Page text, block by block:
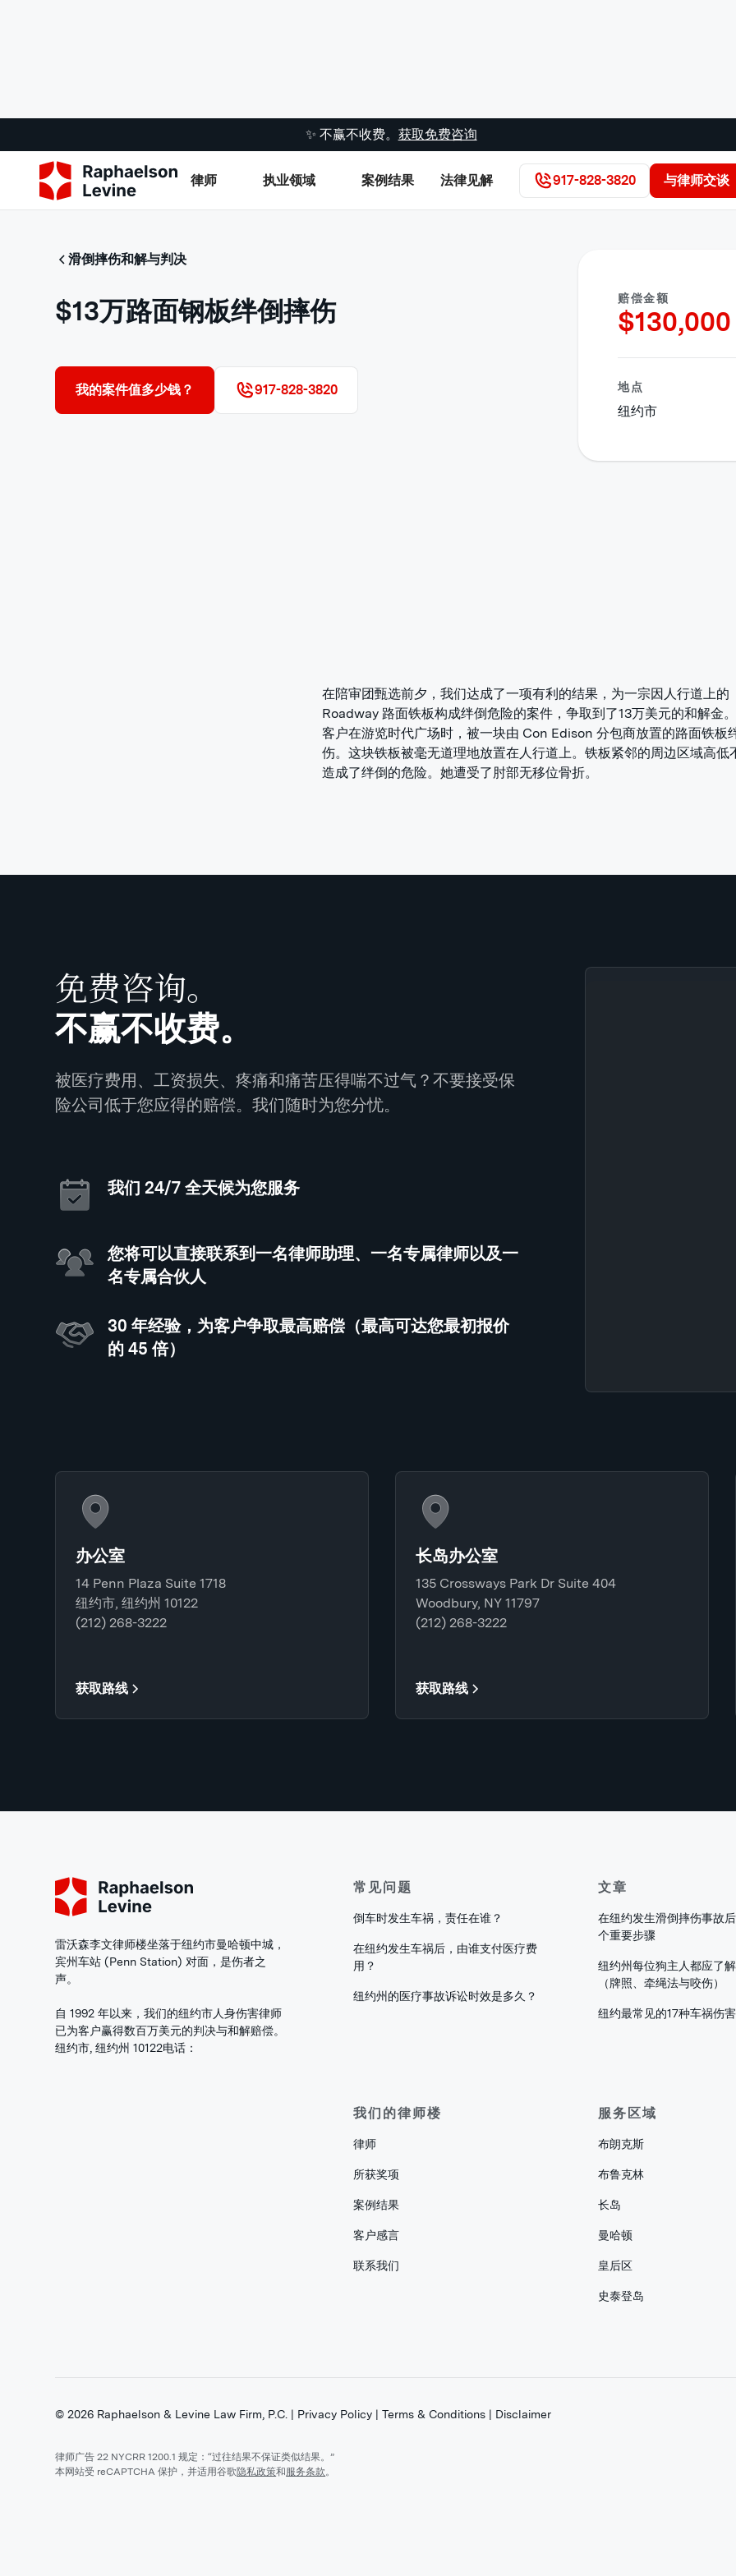
✨ 不赢不收费。 获取免费咨询
律师 执业领域 案例结果 法律见解 917-828-3820 与律师交谈
滑倒摔伤和解与判决
$13万路面钢板绊倒摔伤
我的案件值多少钱？ 917-828-3820
赔偿金额
$130,000
地点
纽约市
在陪审团甄选前夕，我们达成了一项有利的结果，为一宗因人行道上的
Roadway 路面铁板构成绊倒危险的案件，争取到了13万美元的和解金
客户在游览时代广场时，被一块由 Con Edison 分包商放置的路面铁板
伤。这块铁板被毫无道理地放置在人行道上。铁板紧邻的周边区域高低
造成了绊倒的危险。她遭受了肘部无移位骨折。
免费咨询。
不赢不收费。
被医疗费用、工资损失、疼痛和痛苦压得喘不过气？不要接受保
险公司低于您应得的赔偿。我们随时为您分忧。
我们 24/7 全天候为您服务
您将可以直接联系到一名律师助理、一名专属律师以及一
名专属合伙人
30 年经验，为客户争取最高赔偿（最高可达您最初报价
的 45 倍）
办公室
14 Penn Plaza Suite 1718
纽约市, 纽约州 10122
(212) 268-3222
获取路线
长岛办公室
135 Crossways Park Dr Suite 404
Woodbury, NY 11797
(212) 268-3222
获取路线
雷沃森李文律师楼坐落于纽约市曼哈顿中城，
宾州车站 (Penn Station) 对面，是伤者之
声。
自 1992 年以来，我们的纽约市人身伤害律师
已为客户赢得数百万美元的判决与和解赔偿。
纽约市, 纽约州 10122电话：
常见问题
倒车时发生车祸，责任在谁？
在纽约发生车祸后，由谁支付医疗费
用？
纽约州的医疗事故诉讼时效是多久？
文章
在纽约发生滑倒摔伤事故
个重要步骤
纽约州每位狗主人都应了
（牌照、牵绳法与咬伤）
纽约最常见的17种车祸伤
我们的律师楼
律师
所获奖项
案例结果
客户感言
联系我们
服务区域
布朗克斯
布鲁克林
长岛
曼哈顿
皇后区
史泰登岛
©2026 Raphaelson & Levine Law Firm, P.C. | Privacy Policy |Terms & Conditions | Disclaimer
律师广告 22 NYCRR 1200.1 规定：“过往结果不保证类似结果。”
本网站受 reCAPTCHA 保护，并适用谷歌隐私政策和服务条款。